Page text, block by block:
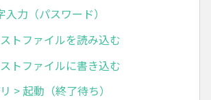
力（パスワード）
トファイルを読み込む
トファイルに書き込む
> 起動（終了待ち）